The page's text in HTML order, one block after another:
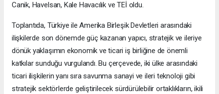
Canik, Havelsan, Kale Havacılık ve TEİ oldu.
Toplantıda, Türkiye ile Amerika Birleşik Devletleri arasındaki
ilişkilerde son dönemde güç kazanan yapıcı, stratejik ve ileriye
dönük yaklaşımın ekonomik ve ticari iş birliğine de önemli
katkılar sunduğu vurgulandı. Bu çerçevede, iki ülke arasındaki
ticari ilişkilerin yanı sıra savunma sanayi ve ileri teknoloji gibi
stratejik sektörlerde geliştirilecek sürdürülebilir ortaklıkların, ikili